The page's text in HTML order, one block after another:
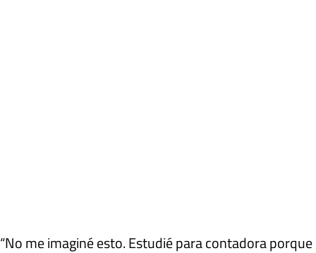
“No me imaginé esto. Estudié para contadora porque